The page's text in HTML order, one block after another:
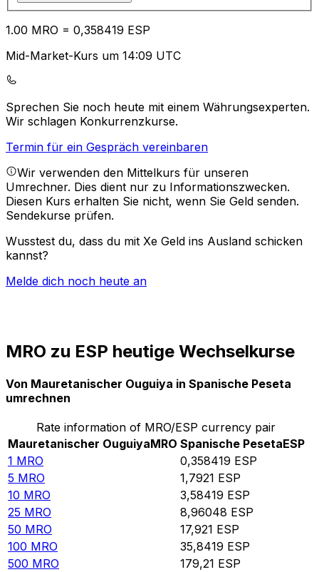
1.00 MRO = 0,358419 ESP
Mid-Market-Kurs um 14:09 UTC
Sprechen Sie noch heute mit einem Währungsexperten.
Wir schlagen Konkurrenzkurse.
Termin für ein Gespräch vereinbaren
Wir verwenden den Mittelkurs für unseren
Umrechner. Dies dient nur zu Informationszwecken.
Diesen Kurs erhalten Sie nicht, wenn Sie Geld senden.
Sendekurse prüfen.
Wusstest du, dass du mit Xe Geld ins Ausland schicken
kannst?
Melde dich noch heute an
MRO zu ESP heutige Wechselkurse
Von Mauretanischer Ouguiya in Spanische Peseta
umrechnen
Rate information of MRO/ESP currency pair
Mauretanischer OuguiyaMRO Spanische PesetaESP
1 MRO 0,358419 ESP
5 MRO 1,7921 ESP
10 MRO 3,58419 ESP
25 MRO 8,96048 ESP
50 MRO 17,921 ESP
100 MRO 35,8419 ESP
500 MRO 179,21 ESP